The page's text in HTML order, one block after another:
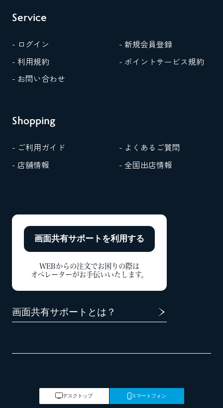
Service
- ログイン
- 新規会員登録
- 利用規約
- ポイントサービス規約
- お問い合わせ
Shopping
- ご利用ガイド
- よくあるご質問
- 店舗情報
- 全国出店情報
画面共有サポートを利用する
WEBからの注文でお困りの際は
オペレーターがお手伝いいたします。
画面共有サポートとは？
デスクトップ スマートフォン